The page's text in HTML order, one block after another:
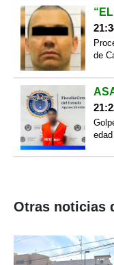
de
Otras noticias